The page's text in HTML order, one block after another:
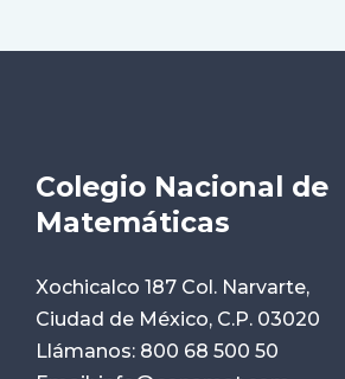
Colegio Nacional de
Matemáticas
Xochicalco 187 Col. Narvarte,
Ciudad de México, C.P. 03020
Llámanos: 800 68 500 50